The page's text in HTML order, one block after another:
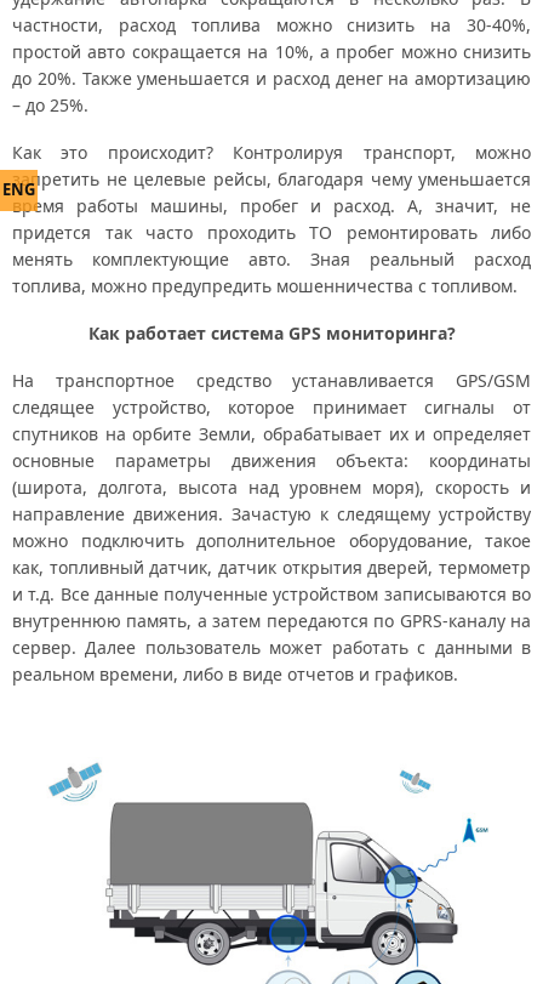
ENG
частности, расход топлива можно снизить на 30-40%,
простой авто сокращается на 10%, а пробег можно снизить
до 20%. Также уменьшается и расход денег на амортизацию
– до 25%.
Как это происходит? Контролируя транспорт, можно
запретить не целевые рейсы, благодаря чему уменьшается
время работы машины, пробег и расход. А, значит, не
придется так часто проходить ТО ремонтировать либо
менять комплектующие авто. Зная реальный расход
топлива, можно предупредить мошенничества с топливом.
Как работает система GPS мониторинга?
На транспортное средство устанавливается GPS/GSM
следящее устройство, которое принимает сигналы от
спутников на орбите Земли, обрабатывает их и определяет
основные параметры движения объекта: координаты
(широта, долгота, высота над уровнем моря), скорость и
направление движения. Зачастую к следящему устройству
можно подключить дополнительное оборудование, такое
как, топливный датчик, датчик открытия дверей, термометр
и т.д. Все данные полученные устройством записываются во
внутреннюю память, а затем передаются по GPRS-каналу на
сервер. Далее пользователь может работать с данными в
реальном времени, либо в виде отчетов и графиков.